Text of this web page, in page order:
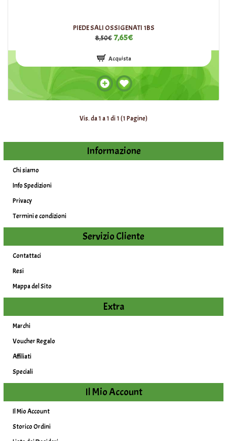
PIEDE SALI OSSIGENATI 1BS
8,50€ 7,65€
Acquista
Vis. da 1 a 1 di 1 (1 Pagine)
Informazione
Chi siamo
Info Spedizioni
Privacy
Termini e condizioni
Servizio Cliente
Contattaci
Resi
Mappa del Sito
Extra
Marchi
Voucher Regalo
Affiliati
Speciali
Il Mio Account
Il Mio Account
Storico Ordini